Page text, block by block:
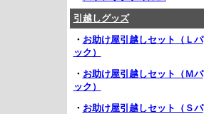
引越しグッズ
・ お助け屋引越しセット（Ｌパ
ック）
・ お助け屋引越しセット（Ｍパ
ック）
・ お助け屋引越しセット（Ｓパ